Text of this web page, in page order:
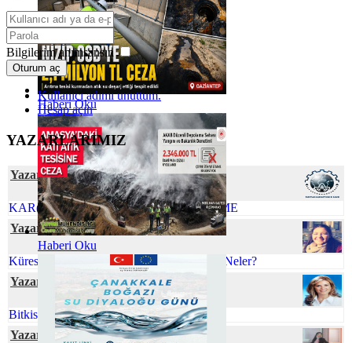
Haberi Oku
Haberi Oku
Bilgilerim anımsansın
Oturum aç
Kullanıcı adımı unuttum.
Hesap açın
YAZARLARIMIZ
Yazar SustainabiliThink Club
KAR(BON)DA YÜRÜ İZİNİ BELLİ ETME
Yazar Gamze CİVELEK
Küreselleşen Dünyamızda Çevre Sorunları Neler?
Yazar Nihal SÖZBİR KARAKUŞ
Bitkisel Atık Yağlar
Yazar Tuğçe ERVAN